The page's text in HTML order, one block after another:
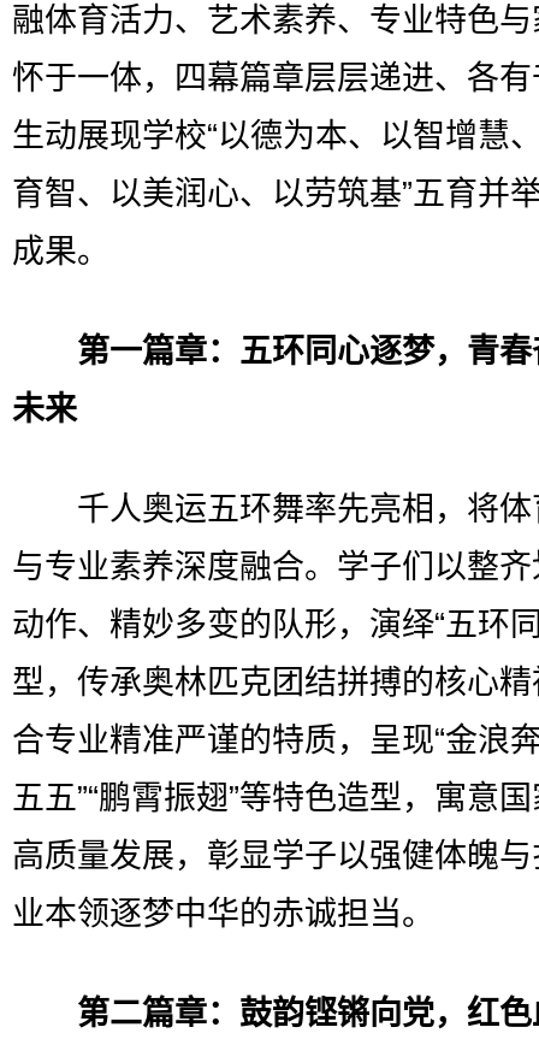
融体育活力、艺术素养、专业特色
怀于一体，四幕篇章层层递进、各
生动展现学校“以德为本、以智增慧
育智、以美润心、以劳筑基”五育并
成果。
第一篇章：五环同心逐梦，青
未来
千人奥运五环舞率先亮相，将体
与专业素养深度融合。学子们以整
动作、精妙多变的队形，演绎“五环
型，传承奥林匹克团结拼搏的核心
合专业精准严谨的特质，呈现“金浪
五五”“鹏霄振翅”等特色造型，寓意
高质量发展，彰显学子以强健体魄
业本领逐梦中华的赤诚担当。
第二篇章：鼓韵铿锵向党，红